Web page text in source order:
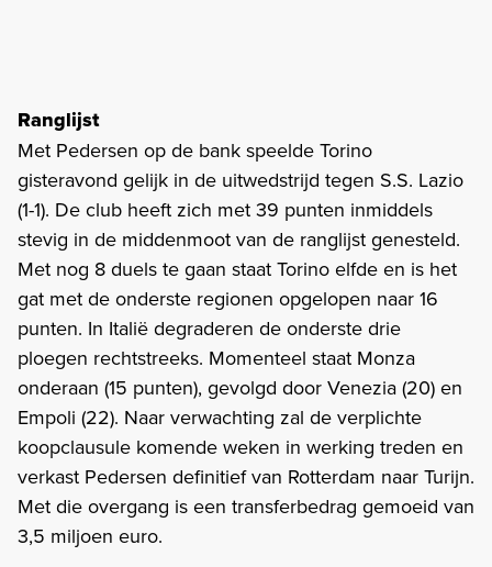
Ranglijst
Met Pedersen op de bank speelde Torino
gisteravond gelijk in de uitwedstrijd tegen S.S. Lazio
(1-1). De club heeft zich met 39 punten inmiddels
stevig in de middenmoot van de ranglijst genesteld.
Met nog 8 duels te gaan staat Torino elfde en is het
gat met de onderste regionen opgelopen naar 16
punten. In Italië degraderen de onderste drie
ploegen rechtstreeks. Momenteel staat Monza
onderaan (15 punten), gevolgd door Venezia (20) en
Empoli (22). Naar verwachting zal de verplichte
koopclausule komende weken in werking treden en
verkast Pedersen definitief van Rotterdam naar Turijn.
Met die overgang is een transferbedrag gemoeid van
3,5 miljoen euro.